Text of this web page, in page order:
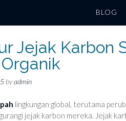
BLOG
Jejak Karbon
byadmin
lingkungan global, terutama
jejak karbon mereka. Jejak